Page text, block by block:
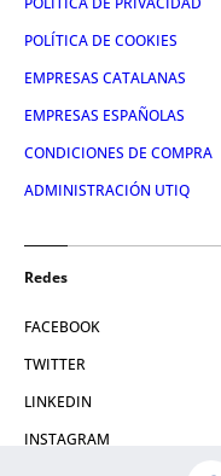
POLÍTICA DE COOKIES
EMPRESAS CATALANAS
EMPRESAS ESPAÑOLAS
CONDICIONES DE COMPRA
ADMINISTRACIÓN UTIQ
Redes
FACEBOOK
TWITTER
LINKEDIN
INSTAGRAM